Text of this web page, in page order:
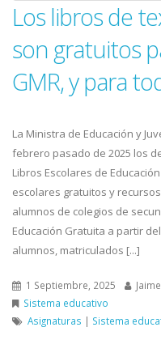
Los libros de
son gratuitos
GMR, y para
La Ministra de Educación y
febrero pasado de 2025 los
Libros Escolares de
escolares gratuitos y
alumnos de colegios de
Educación Gratuita a partir
alumnos, matriculados [...]
1 Septiembre, 2025
Sistema educativo
Asignaturas | Sistema